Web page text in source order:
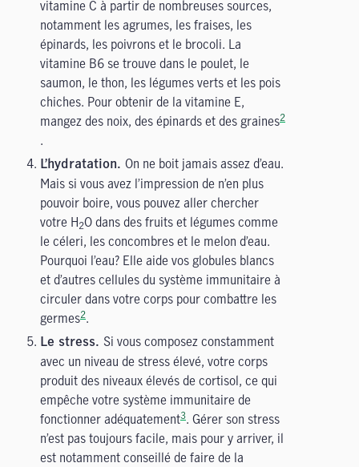
vitamine C à partir de nombreuses sources,
notamment les agrumes, les fraises, les
épinards, les poivrons et le brocoli. La
vitamine B6 se trouve dans le poulet, le
saumon, le thon, les légumes verts et les pois
chiches. Pour obtenir de la vitamine E,
mangez des noix, des épinards et des graines2
.
L’hydratation. On ne boit jamais assez d’eau.
Mais si vous avez l’impression de n’en plus
pouvoir boire, vous pouvez aller chercher
votre H2O dans des fruits et légumes comme
le céleri, les concombres et le melon d’eau.
Pourquoi l’eau? Elle aide vos globules blancs
et d’autres cellules du système immunitaire à
circuler dans votre corps pour combattre les
germes2.
Le stress. Si vous composez constamment
avec un niveau de stress élevé, votre corps
produit des niveaux élevés de cortisol, ce qui
empêche votre système immunitaire de
fonctionner adéquatement3. Gérer son stress
n’est pas toujours facile, mais pour y arriver, il
est notamment conseillé de faire de la